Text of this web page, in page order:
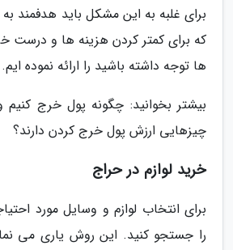
برای غلبه به این مشکل باید هدفمند
که برای کمتر کردن هزینه ها و درست
ها توجه داشته باشید را ارائه نموده ایم.
بیشتر بخوانید: چگونه پول خرج
چیزهایی ارزش پول خرج کردن دارند؟
خرید لوازم در حراج
برای انتخاب لوازم و وسایل مورد
را جستجو کنید. این روش یاری می